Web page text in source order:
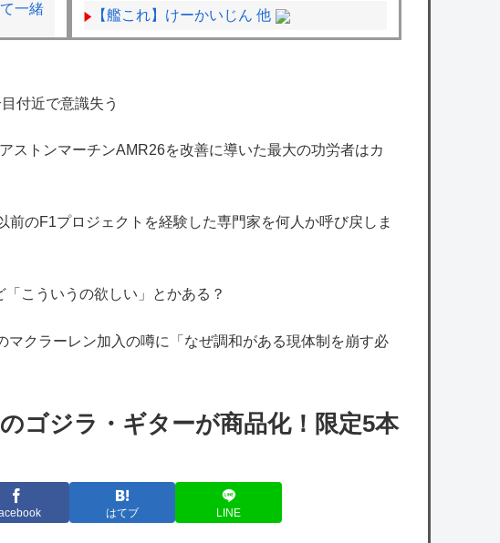
一緒
レる
申し
いる
の反
熊
界が
【艦これ】けーかいじん 他
【アイマス】アイドルが弁当を作ると必ず入
【朗報】ドラゴンボール超さん、再評価でう
【悲報】X民「みいちゃんを規制するならウ
うｗｗｗｗｗ
んでいった漫画ｗｗｗｗｗ
スタジアム】
付近で意識失う
ストンマーチンAMR26を改善に導いた最大の功労者はカ
前のF1プロジェクトを経験した専門家を何人か呼び戻しま
こういうの欲しい」とかある？
マクラーレン加入の噂に「なぜ調和がある現体制を崩す必
ゴジラ・ギターが商品化！限定5本
はてブ LINE